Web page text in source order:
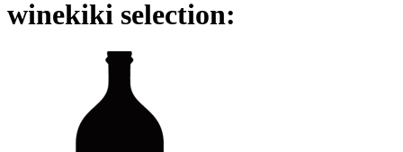
winekiki selection: